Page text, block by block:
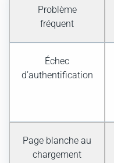
Problème
fréquent
Échec
d’authentification
Page blanche au
chargement